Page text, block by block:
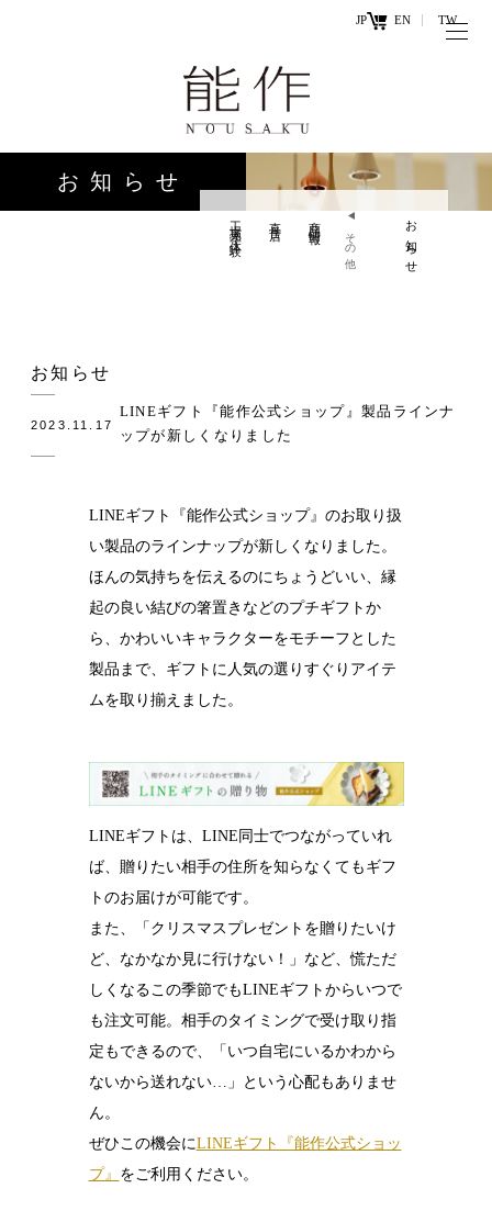
JP EN TW
ー
ワ
ー
合わせ
能作の歴史
と技
商品情報
ェ
の錫婚式
観光×宿泊プ
ラン
ケア
会社概要
SDGsへの取
り組み
プロジェクト
お知らせ
お知らせ
その他
商品情報
工場見学・体験
お知らせ
2023.11.17
LINEギフト『能作公式ショップ』製品ラインナ
ップが新しくなりました
LINEギフト『能作公式ショップ』のお取り扱
い製品のラインナップが新しくなりました。
ほんの気持ちを伝えるのにちょうどいい、縁
起の良い結びの箸置きなどのプチギフトか
ら、かわいいキャラクターをモチーフとした
製品まで、ギフトに人気の選りすぐりアイテ
ムを取り揃えました。
LINEギフトは、LINE同士でつながっていれ
ば、贈りたい相手の住所を知らなくてもギフ
トのお届けが可能です。
また、「クリスマスプレゼントを贈りたいけ
ど、なかなか見に行けない！」など、慌ただ
しくなるこの季節でもLINEギフトからいつで
も注文可能。相手のタイミングで受け取り指
定もできるので、「いつ自宅にいるかわから
ないから送れない…」という心配もありませ
ん。
ぜひこの機会にLINEギフト『能作公式ショッ
プ』 をご利用ください。